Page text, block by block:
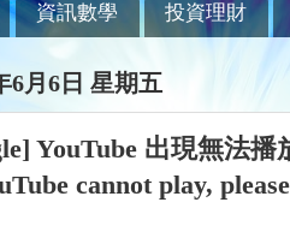
資訊數學 投資理財
6月6日 星期五
YouTube 出現無法
cannot play,